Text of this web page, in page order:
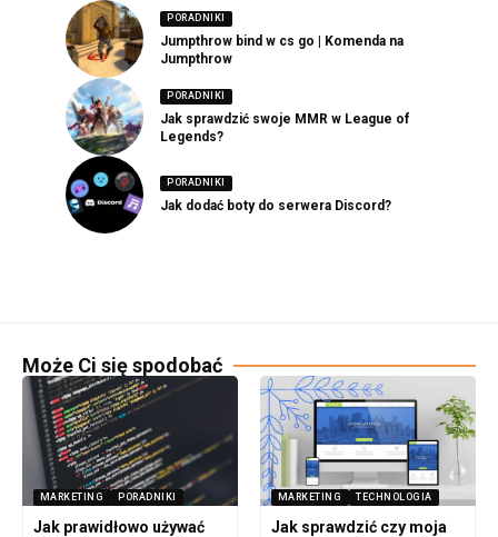
PORADNIKI
Jumpthrow bind w cs go | Komenda na
Jumpthrow
PORADNIKI
Jak sprawdzić swoje MMR w League of
Legends?
PORADNIKI
Jak dodać boty do serwera Discord?
Może Ci się spodobać
MARKETING PORADNIKI
Jak prawidłowo używać
MARKETING TECHNOLOGIA
Jak sprawdzić czy moja